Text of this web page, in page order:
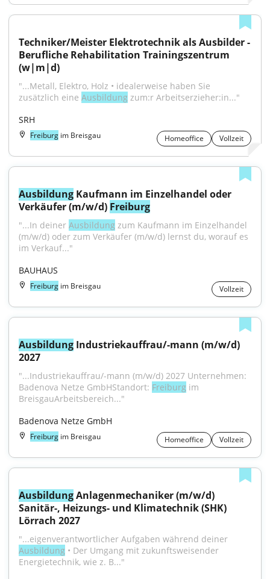
Techniker/Meister Elektrotechnik als Ausbilder -
Berufliche Rehabilitation Trainingszentrum
(w|m|d)
"...Metall, Elektro, Holz • idealerweise haben Sie
zusätzlich eine Ausbildung zum:r Arbeitserzieher:in..."
SRH
Freiburg im Breisgau Homeoffice Vollzeit
Ausbildung Kaufmann im Einzelhandel oder
Verkäufer (m/w/d) Freiburg
"...In deiner Ausbildung zum Kaufmann im Einzelhandel
(m/w/d) oder zum Verkäufer (m/w/d) lernst du, worauf es
im Verkauf..."
BAUHAUS
Freiburg im Breisgau Vollzeit
Ausbildung Industriekauffrau/-mann (m/w/d)
2027
"...Industriekauffrau/-mann (m/w/d) 2027 Unternehmen:
Badenova Netze GmbHStandort: Freiburg im
BreisgauArbeitsbereich..."
Badenova Netze GmbH
Freiburg im Breisgau Homeoffice Vollzeit
Ausbildung Anlagenmechaniker (m/w/d)
Sanitär-, Heizungs- und Klimatechnik (SHK)
Lörrach 2027
Ausbildung • Der Umgang mit zukunftsweisender
Energietechnik, wie z. B..."